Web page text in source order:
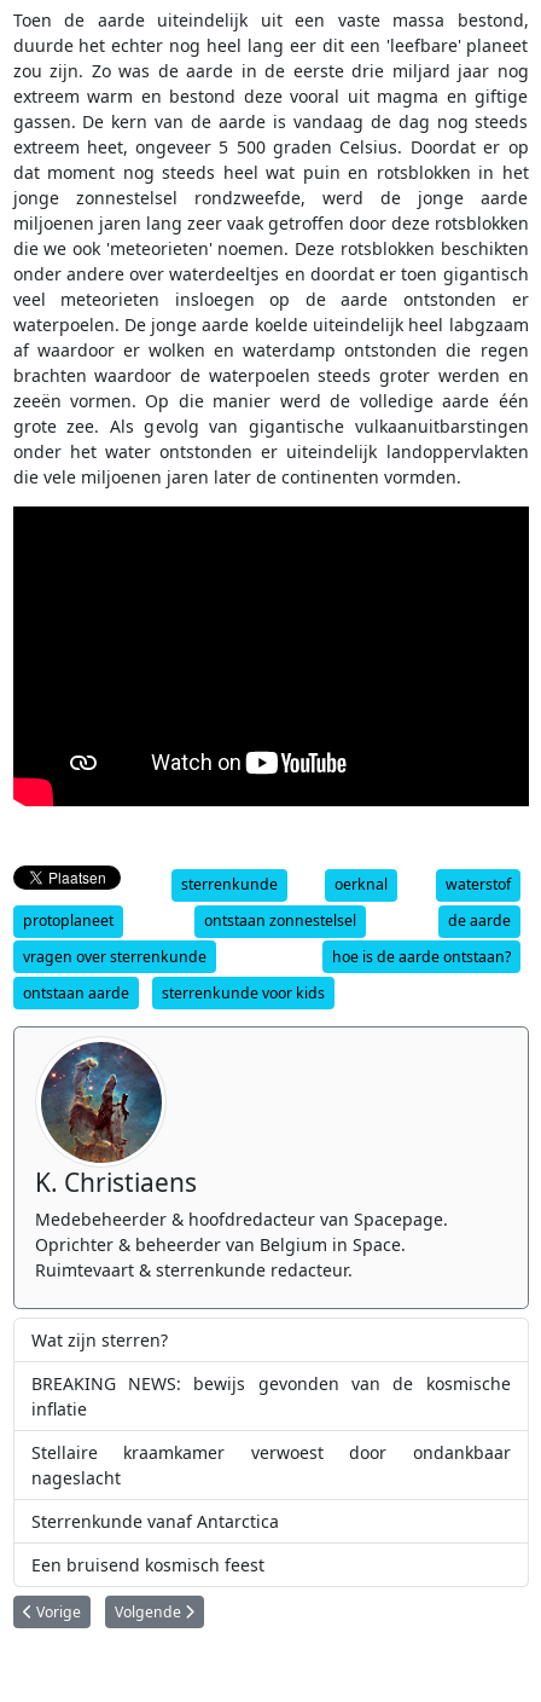
Toen de aarde uiteindelijk uit een vaste massa bestond,
duurde het echter nog heel lang eer dit een 'leefbare' planeet
zou zijn. Zo was de aarde in de eerste drie miljard jaar nog
extreem warm en bestond deze vooral uit magma en giftige
gassen. De kern van de aarde is vandaag de dag nog steeds
extreem heet, ongeveer 5 500 graden Celsius. Doordat er op
dat moment nog steeds heel wat puin en rotsblokken in het
jonge zonnestelsel rondzweefde, werd de jonge aarde
miljoenen jaren lang zeer vaak getroffen door deze rotsblokken
die we ook 'meteorieten' noemen. Deze rotsblokken beschikten
onder andere over waterdeeltjes en doordat er toen gigantisch
veel meteorieten insloegen op de aarde ontstonden er
waterpoelen. De jonge aarde koelde uiteindelijk heel labgzaam
af waardoor er wolken en waterdamp ontstonden die regen
brachten waardoor de waterpoelen steeds groter werden en
zeeën vormen. Op die manier werd de volledige aarde één
grote zee. Als gevolg van gigantische vulkaanuitbarstingen
onder het water ontstonden er uiteindelijk landoppervlakten
die vele miljoenen jaren later de continenten vormden.
sterrenkunde oerknal
waterstof
protoplaneet
ontstaan zonnestelsel
de aarde
vragen over sterrenkunde
hoe is de aarde ontstaan?
ontstaan aarde
sterrenkunde voor kids
K. Christiaens
Medebeheerder & hoofdredacteur van Spacepage.
Oprichter & beheerder van Belgium in Space.
Ruimtevaart & sterrenkunde redacteur.
Wat zijn sterren?
BREAKING NEWS: bewijs gevonden van de kosmische
inflatie
Stellaire kraamkamer verwoest door ondankbaar
nageslacht
Sterrenkunde vanaf Antarctica
Een bruisend kosmisch feest
Vorig artikel: Wat is de Melkweg?
Vorige Volgende artikel: Hoeveel planeten zijn er?
Volgende